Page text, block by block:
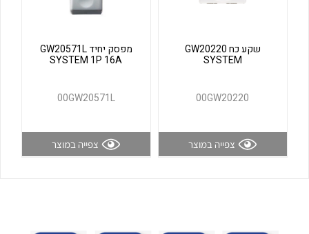
לכל מוצרי היצרן לכל מוצרי היצרן
שקע כח GW20220
SYSTEM
00GW20220
צפייה במוצר
מפסק יחיד GW20571L
SYSTEM 1P 16A
00GW20571L
צפייה במוצר